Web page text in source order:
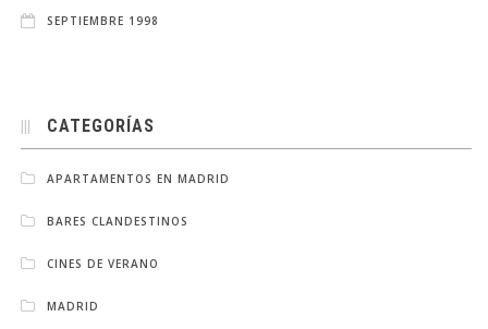
SEPTIEMBRE 1998
CATEGORÍAS
APARTAMENTOS EN MADRID
BARES CLANDESTINOS
CINES DE VERANO
MADRID